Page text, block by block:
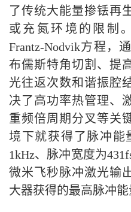
了传统大能量掺铥再
或充氮环境的限制
Frantz-Nodvik方程，
布儒斯特角切割、提
光往返次数和谐振腔
决了高功率热管理、
重频倍周期分叉等关
境下就获得了脉冲能
1kHz、脉冲宽度为
微米飞秒脉冲激光输
大器获得的最高脉冲能